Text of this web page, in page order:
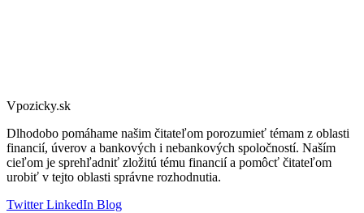
Vpozicky.sk
Dlhodobo pomáhame našim čitateľom porozumieť témam z oblasti
financií, úverov a bankových i nebankových spoločností. Naším
cieľom je sprehľadniť zložitú tému financií a pomôcť čitateľom
urobiť v tejto oblasti správne rozhodnutia.
TwitterLinkedIn Blog